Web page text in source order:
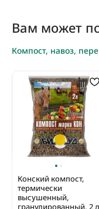
Вам может
Компост, навоз,
Конский компост,
термически
высушенный,
гранулированный, 2 л